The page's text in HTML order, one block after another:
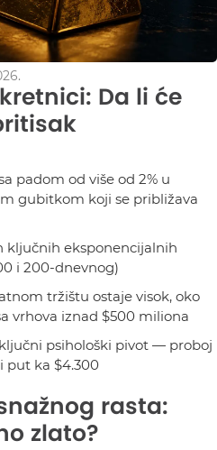
Da li će
padom od više od 2% u
gubitkom koji se približava
ključnih eksponencijalnih
i 200-dnevnog)
tržištu ostaje visok, oko
vrhova iznad $500 miliona
psihološki pivot — proboj
put ka $4.300
rasta:
zlato?